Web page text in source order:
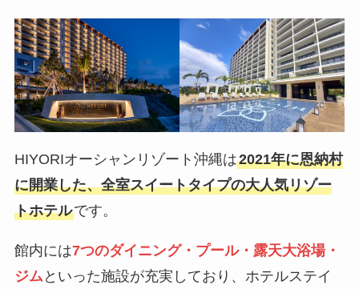
HIYORIオーシャンリゾート沖縄は2021年に恩納村
に開業した、全室スイートタイプの大人気リゾー
トホテルです。
館内には7つのダイニング・プール・露天大浴場・
ジム といった施設が充実しており、ホテルステイ